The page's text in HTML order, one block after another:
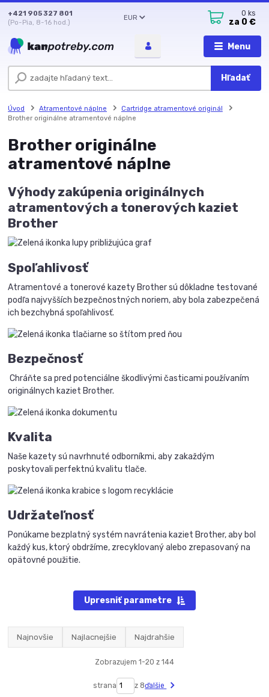
Menu
EUR
Hľadať
+421 905 327 801
(Po-Pia, 8-16 hod.)
0 ks
za 0 €
Úvod Atramentové náplne
Cartridge atramentové originál
Brother originálne atramentové náplne
Brother originálne
atramentové náplne
Výhody zakúpenia originálnych
atramentových a tonerových kaziet
Brother
Spoľahlivosť
Atramentové a tonerové kazety Brother sú dôkladne testované
podľa najvyšších bezpečnostných noriem, aby bola zabezpečená
ich bezchybná spoľahlivosť.
Bezpečnosť
Chráňte sa pred potenciálne škodlivými časticami používaním
originálnych kaziet Brother.
Kvalita
Naše kazety sú navrhnuté odborníkmi, aby zakaždým
poskytovali perfektnú kvalitu tlače.
Udržateľnosť
Ponúkame bezplatný systém navrátenia kaziet Brother, aby bol
každý kus, ktorý obdržíme, zrecyklovaný alebo zrepasovaný na
opätovné použitie.
Upresniť parametre
Najnovšie Najlacnejšie Najdrahšie
Zobrazujem 1-20 z 144
strana z 8ďalšie